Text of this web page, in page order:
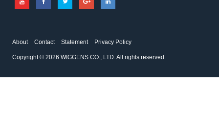
About Contact Statement Privacy Policy
Copyright © 2026 WIGGENS CO., LTD. All rights reserved.